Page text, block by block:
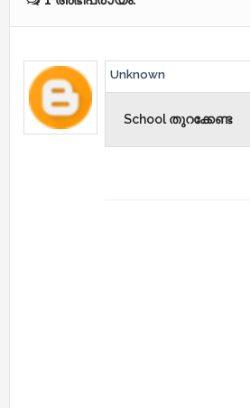
Unknown
School തുറക്കേണ്ട